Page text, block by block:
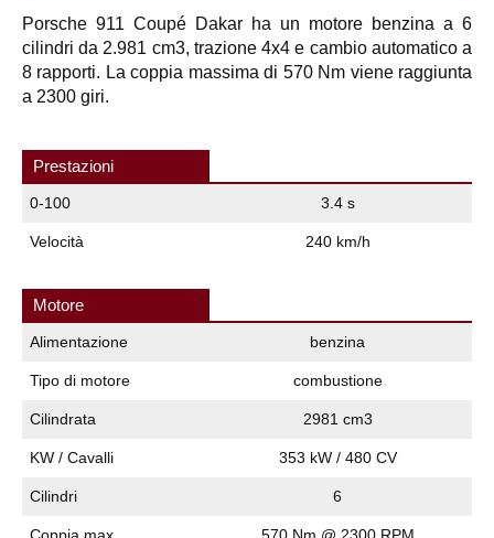
Porsche 911 Coupé Dakar ha un motore benzina a 6
cilindri da 2.981 cm3, trazione 4x4 e cambio automatico a
8 rapporti. La coppia massima di 570 Nm viene raggiunta
a 2300 giri.
Prestazioni
0-100 3.4 s
Velocità 240 km/h
Motore
Alimentazione benzina
Tipo di motore combustione
Cilindrata 2981 cm3
KW / Cavalli 353 kW / 480 CV
Cilindri 6
Coppia max 570 Nm @ 2300 RPM